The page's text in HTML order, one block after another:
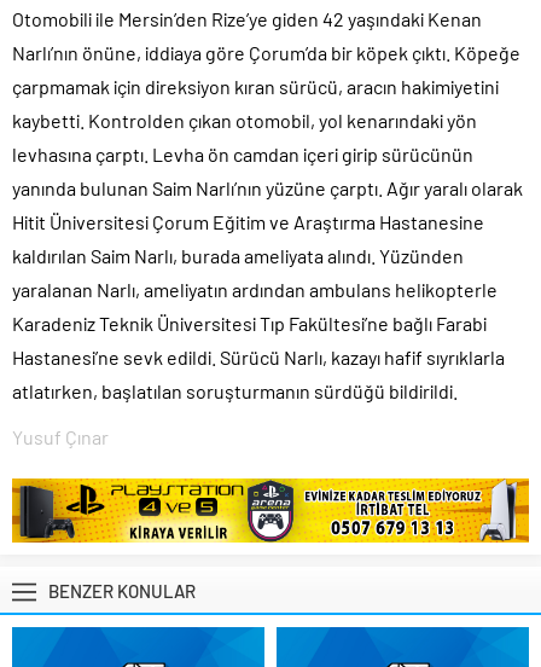
Otomobili ile Mersin’den Rize’ye giden 42 yaşındaki Kenan
Narlı’nın önüne, iddiaya göre Çorum’da bir köpek çıktı. Köpeğe
çarpmamak için direksiyon kıran sürücü, aracın hakimiyetini
kaybetti. Kontrolden çıkan otomobil, yol kenarındaki yön
levhasına çarptı. Levha ön camdan içeri girip sürücünün
yanında bulunan Saim Narlı’nın yüzüne çarptı. Ağır yaralı olarak
Hitit Üniversitesi Çorum Eğitim ve Araştırma Hastanesine
kaldırılan Saim Narlı, burada ameliyata alındı. Yüzünden
yaralanan Narlı, ameliyatın ardından ambulans helikopterle
Karadeniz Teknik Üniversitesi Tıp Fakültesi’ne bağlı Farabi
Hastanesi’ne sevk edildi. Sürücü Narlı, kazayı hafif sıyrıklarla
atlatırken, başlatılan soruşturmanın sürdüğü bildirildi.
Yusuf Çınar
BENZER KONULAR